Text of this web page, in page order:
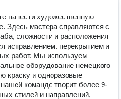
нанести художественную
Здесь мастера справляются с
сложности и расположения
исправлением, перекрытием и
работ. Мы используем
оборудование немецкого
краску и одноразовые
команде творит более 9-
стилей и направлений,